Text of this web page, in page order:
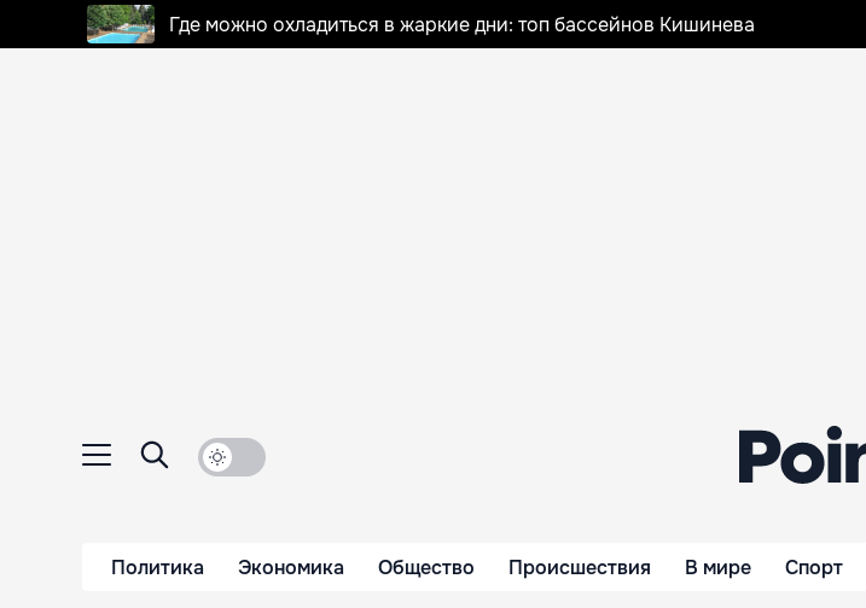
Где можно охладиться в жаркие дни: топ бассейнов Кишинева
Политика Экономика Общество Происшествия В мире Спорт